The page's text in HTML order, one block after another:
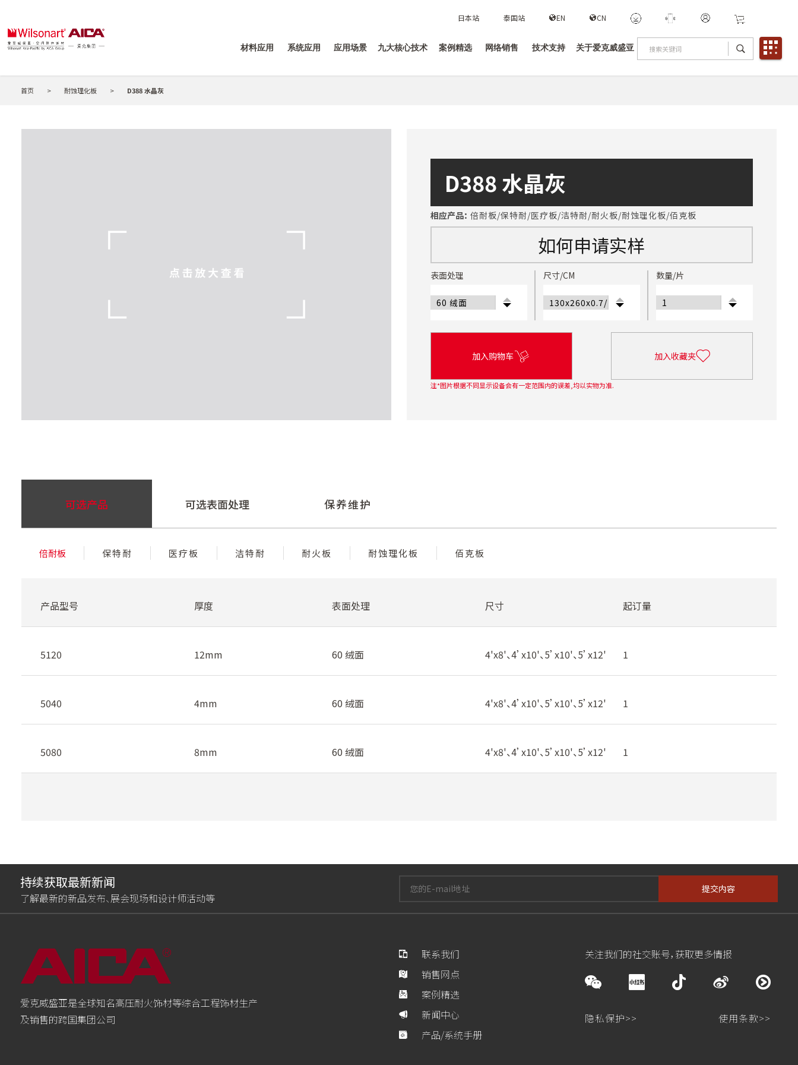
日本站 泰国站 EN CN
材料应用 系统应用 应用场景 九大核心技术 案例精选 网络销售 技术支持 关于爱克威盛亚
首页 > 耐蚀理化板 > D388 水晶灰
D388 水晶灰
相应产品： 倍耐板/保特耐/医疗板/洁特耐/耐火板/耐蚀理化板/佰克板
如何申请实样
表面处理 尺寸/CM 数量/片
加入购物车 加入收藏夹
注*图片根据不同显示设备会有一定范围内的误差,均以实物为准.
可选产品 可选表面处理 保养维护
倍耐板 保特耐 医疗板 洁特耐 耐火板 耐蚀理化板 佰克板
产品型号 厚度 表面处理 尺寸 起订量
5120 12mm 60 绒面 4'x8'、4’x10'、5’x10'、5’x12' 1
5040 4mm 60 绒面 4'x8'、4’x10'、5’x10'、5’x12' 1
5080 8mm 60 绒面 4'x8'、4’x10'、5’x10'、5’x12' 1
持续获取最新新闻
了解最新的新品发布、展会现场和设计师活动等
提交内容
爱克威盛亚是全球知名高压耐火饰材等综合工程饰材生产
及销售的跨国集团公司
联系我们
销售网点
案例精选
新闻中心
产品/系统手册
关注我们的社交账号，获取更多情报
隐私保护>> 使用条款>>